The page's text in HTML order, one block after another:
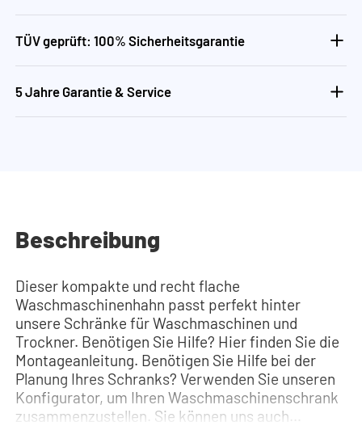
TÜV geprüft: 100% Sicherheitsgarantie
5 Jahre Garantie & Service
Beschreibung
Dieser kompakte und recht flache
Waschmaschinenhahn passt perfekt hinter
unsere Schränke für Waschmaschinen und
Trockner. Benötigen Sie Hilfe? Hier finden Sie die
Montageanleitung. Benötigen Sie Hilfe bei der
Planung Ihres Schranks? Verwenden Sie unseren
Konfigurator, um Ihren Waschmaschinenschrank
zusammenzustellen. Sie können uns auch